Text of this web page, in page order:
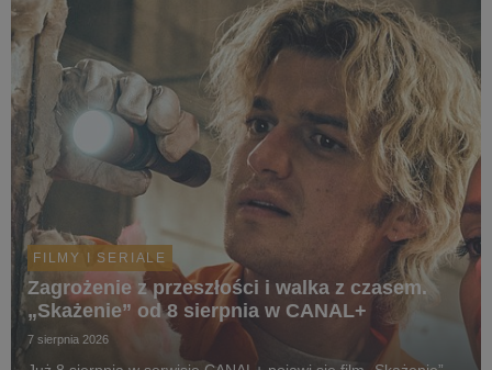
FILMY I SERIALE
Zagrożenie z przeszłości i walka z czasem.
„Skażenie” od 8 sierpnia w CANAL+
7 sierpnia 2026